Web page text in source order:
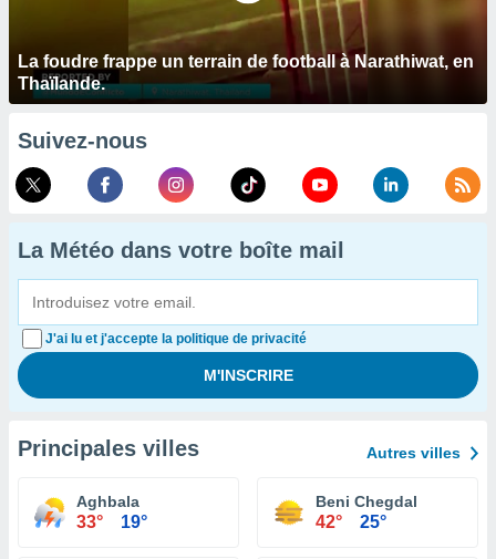
La foudre frappe un terrain de football à Narathiwat, en
Thaïlande.
Suivez-nous
La Météo dans votre boîte mail
J'ai lu et j'accepte la politique de privacité
Principales villes Autres villes
Aghbala
33° 19°
Beni Chegdal
42° 25°